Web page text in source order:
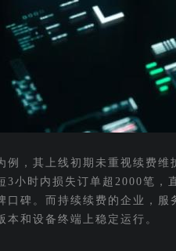
例，其上线初期未重视续费
3小时内损失订单超2000笔，
口碑。而持续续费的企业，
和设备终端上稳定运行。